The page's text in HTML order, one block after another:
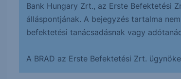
Bank Hungary Zrt., az Erste Befektetési
álláspontjának. A bejegyzés tartalma
befektetési tanácsadásnak vagy
A BRAD az Erste Befektetési Zrt.